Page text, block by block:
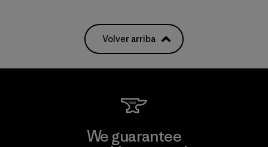
Volver arriba
We guarantee